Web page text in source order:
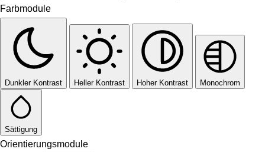
Farbmodule
Dunkler Kontrast Heller Kontrast Hoher Kontrast Monochrom
Sättigung
Orientierungsmodule